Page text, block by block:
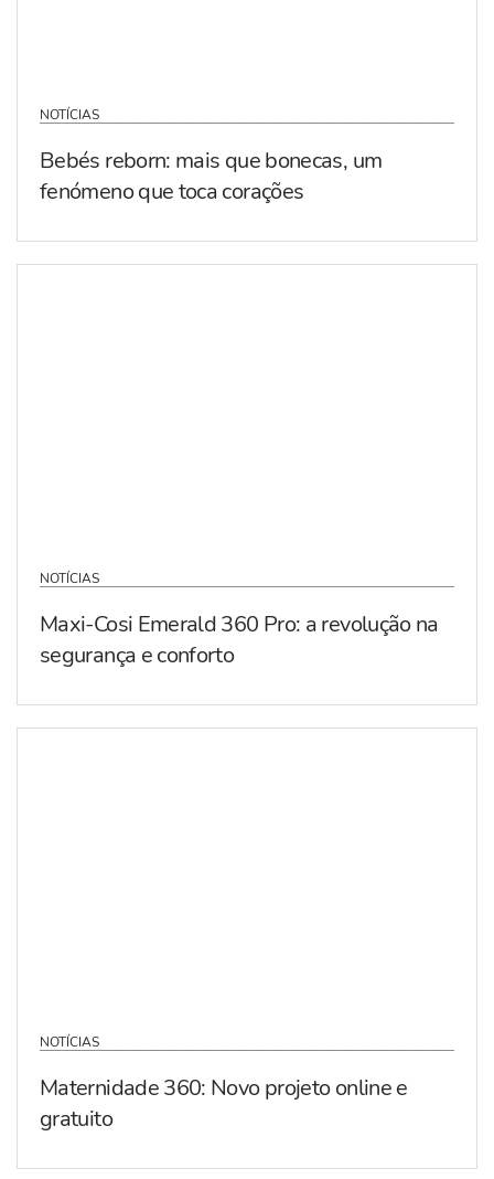
NOTÍCIAS
Bebés reborn: mais que bonecas, um
fenómeno que toca corações
NOTÍCIAS
Maxi-Cosi Emerald 360 Pro: a revolução na
segurança e conforto
NOTÍCIAS
Maternidade 360: Novo projeto online e
gratuito